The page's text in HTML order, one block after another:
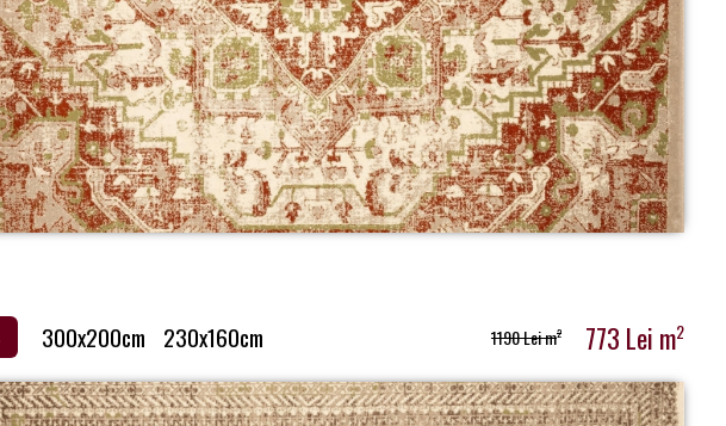
300x200cm 230x160cm 1190 Lei m2 773 Lei m2